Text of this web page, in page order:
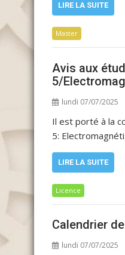
LIRE LA SUITE
Master
Avis aux
5/
lundi 07/07/2025
Il est porté à la
5:
LIRE LA SUITE
Licence
Calendrier
lundi 07/07/2025